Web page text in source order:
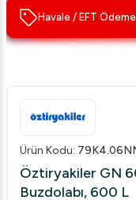
Havale / EFT
Ürün Kodu:
Öztiryakiler GN
Buzdolabı, 600 L